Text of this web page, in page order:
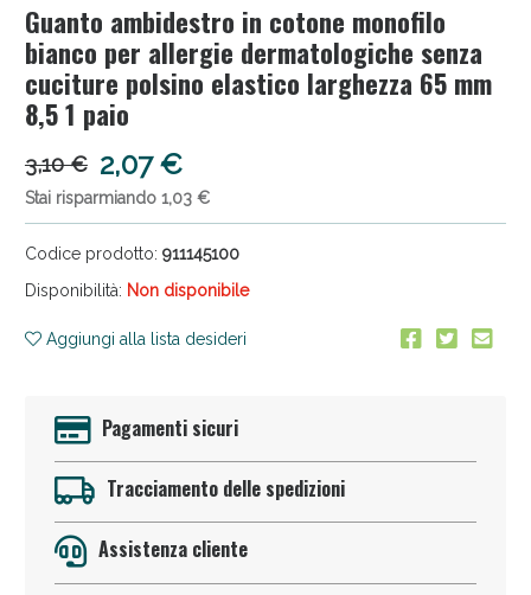
Guanto ambidestro in cotone monofilo
bianco per allergie dermatologiche senza
cuciture polsino elastico larghezza 65 mm
8,5 1 paio
3,10 € 2,07 €
Stai risparmiando 1,03 €
Codice prodotto: 911145100
Disponibilità: Non disponibile
Aggiungi alla lista desideri
Pagamenti sicuri
Tracciamento delle spedizioni
Assistenza cliente